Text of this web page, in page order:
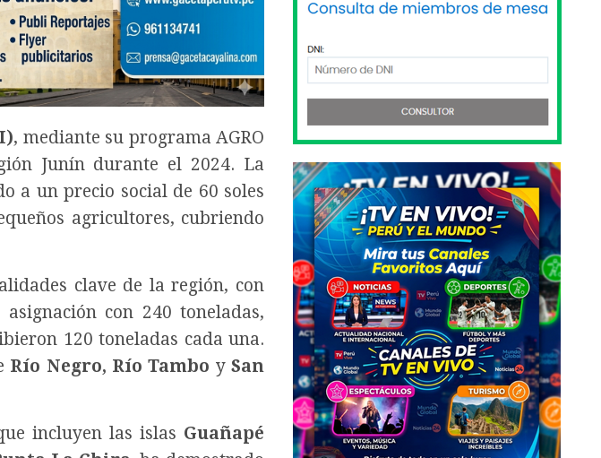
, mediante su programa AGRO
Junín durante el 2024. La
a un precio social de 60 soles
agricultores, cubriendo
clave de la región, con
con 240 toneladas,
120 toneladas cada una.
Río Negro, Río Tambo ySan
incluyen las islas Guañapé